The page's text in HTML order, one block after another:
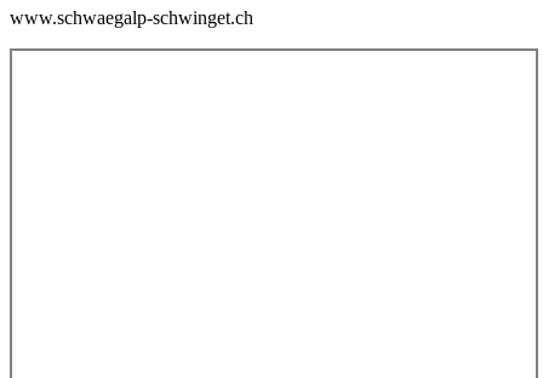
www.schwaegalp-schwinget.ch